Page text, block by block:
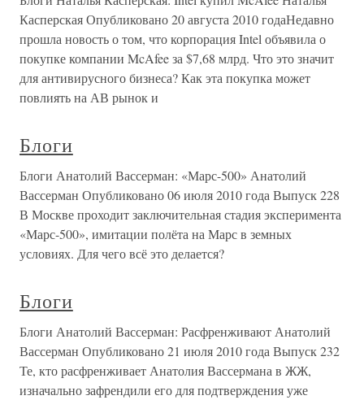
Касперская Опубликовано 20 августа 2010 годаНедавно
прошла новость о том, что корпорация Intel объявила о
покупке компании McAfee за $7,68 млрд. Что это значит
для антивирусного бизнеса? Как эта покупка может
повлиять на АВ рынок и
Блоги
Блоги Анатолий Вассерман: «Марс-500» Анатолий
Вассерман Опубликовано 06 июля 2010 года Выпуск 228
В Москве проходит заключительная стадия эксперимента
«Марс-500», имитации полёта на Марс в земных
условиях. Для чего всё это делается?
Блоги
Блоги Анатолий Вассерман: Расфренживают Анатолий
Вассерман Опубликовано 21 июля 2010 года Выпуск 232
Те, кто расфренживает Анатолия Вассермана в ЖЖ,
изначально зафрендили его для подтверждения уже